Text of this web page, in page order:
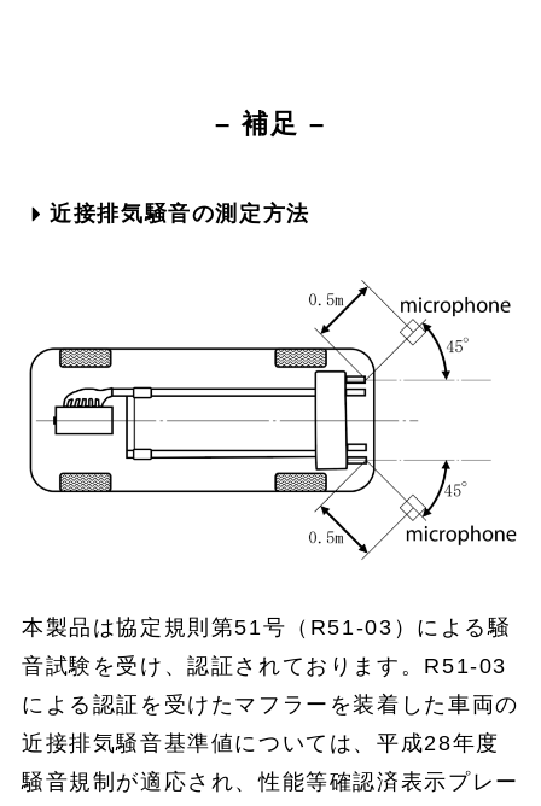
– 補足 –
近接排気騒音の測定方法
本製品は協定規則第51号（R51-03）による騒
音試験を受け、認証されております。R51-03
による認証を受けたマフラーを装着した車両の
近接排気騒音基準値については、平成28年度
騒音規制が適応され、性能等確認済表示プレー